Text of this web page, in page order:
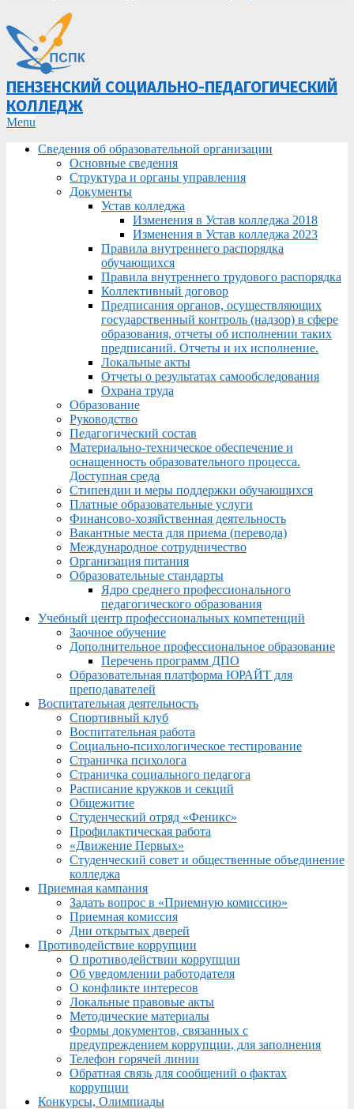
ПЕНЗЕНСКИЙ СОЦИАЛЬНО-ПЕДАГОГИЧЕСКИЙ
КОЛЛЕДЖ
Primary
Menu
Menu
Сведения об образовательной организации
Основные сведения
Структура и органы управления
Документы
Устав колледжа
Изменения в Устав колледжа 2018
Изменения в Устав колледжа 2023
Правила внутреннего распорядка
обучающихся
Правила внутреннего трудового распорядка
Коллективный договор
Предписания органов, осуществляющих
государственный контроль (надзор) в сфере
образования, отчеты об исполнении таких
предписаний. Отчеты и их исполнение.
Локальные акты
Отчеты о результатах самообследования
Охрана труда
Образование
Руководство
Педагогический состав
Материально-техническое обеспечение и
оснащенность образовательного процесса.
Доступная среда
Стипендии и меры поддержки обучающихся
Платные образовательные услуги
Финансово-хозяйственная деятельность
Вакантные места для приема (перевода)
Международное сотрудничество
Организация питания
Образовательные стандарты
Ядро среднего профессионального
педагогического образования
Учебный центр профессиональных компетенций
Заочное обучение
Дополнительное профессиональное образование
Перечень программ ДПО
Образовательная платформа ЮРАЙТ для
преподавателей
Воспитательная деятельность
Спортивный клуб
Воспитательная работа
Социально-психологическое тестирование
Страничка психолога
Страничка социального педагога
Расписание кружков и секций
Общежитие
Студенческий отряд «Феникс»
Профилактическая работа
«Движение Первых»
Студенческий совет и общественные объединение
колледжа
Приемная кампания
Задать вопрос в «Приемную комиссию»
Приемная комиссия
Дни открытых дверей
Противодействие коррупции
О противодействии коррупции
Об уведомлении работодателя
О конфликте интересов
Локальные правовые акты
Методические материалы
Формы документов, связанных с
предупреждением коррупции, для заполнения
Телефон горячей линии
Обратная связь для сообщений о фактах
коррупции
Конкурсы, Олимпиады